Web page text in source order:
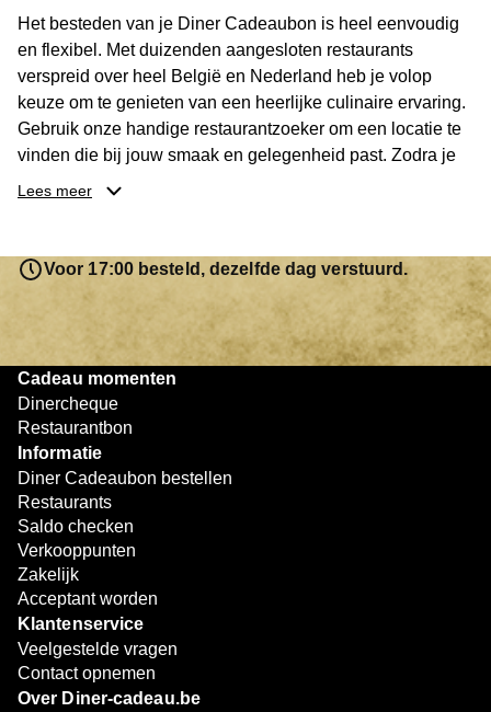
niet alleen een diner, maar een bijzondere belevenis.
Het besteden van je Diner Cadeaubon is heel eenvoudig
en flexibel. Met duizenden aangesloten restaurants
verspreid over heel België en Nederland heb je volop
keuze om te genieten van een heerlijke culinaire ervaring.
Gebruik onze handige restaurantzoeker om een locatie te
vinden die bij jouw smaak en gelegenheid past. Zodra je
je keuze hebt gemaakt, kun je eenvoudig reserveren en na
resterende bedrag blijft gewoon op de bon staan en kan
later worden gebruikt. Zo geniet je keer op keer van
bijzondere eetmomenten.
Lees meer
Voor 17:00 besteld, dezelfde dag verstuurd.
Cadeau momenten
Dinercheque
Restaurantbon
Informatie
Diner Cadeaubon bestellen
Restaurants
Saldo checken
Verkooppunten
Zakelijk
Acceptant worden
Klantenservice
Veelgestelde vragen
Contact opnemen
Over Diner-cadeau.be